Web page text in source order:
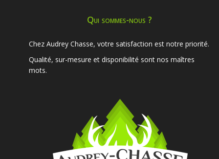
Qui sommes-nous ?
Chez Audrey Chasse, votre satisfaction est notre priorité.
Qualité, sur-mesure et disponibilité sont nos maîtres
mots.